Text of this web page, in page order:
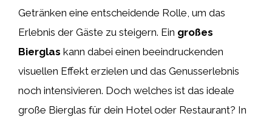
Getränken eine entscheidende Rolle, um das
Erlebnis der Gäste zu steigern. Ein großes
Bierglas kann dabei einen beeindruckenden
visuellen Effekt erzielen und das Genusserlebnis
noch intensivieren. Doch welches ist das ideale
große Bierglas für dein Hotel oder Restaurant? In